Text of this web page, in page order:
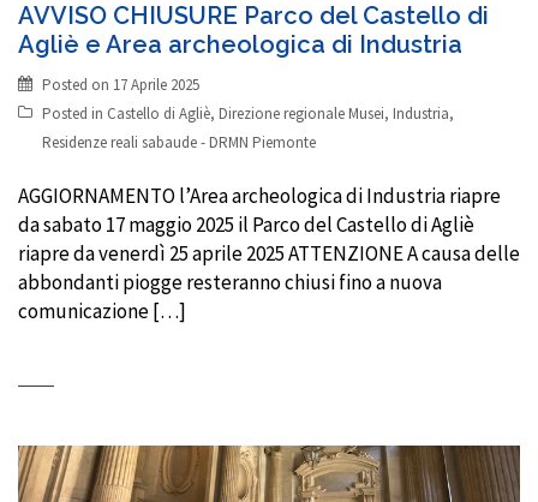
AVVISO CHIUSURE Parco del Castello di
Agliè e Area archeologica di Industria
Posted on 17 Aprile 2025
Posted in Castello di Agliè, Direzione regionale Musei, Industria,
Residenze reali sabaude - DRMN Piemonte
AGGIORNAMENTO l’Area archeologica di Industria riapre
da sabato 17 maggio 2025 il Parco del Castello di Agliè
riapre da venerdì 25 aprile 2025 ATTENZIONE A causa delle
abbondanti piogge resteranno chiusi fino a nuova
comunicazione […]